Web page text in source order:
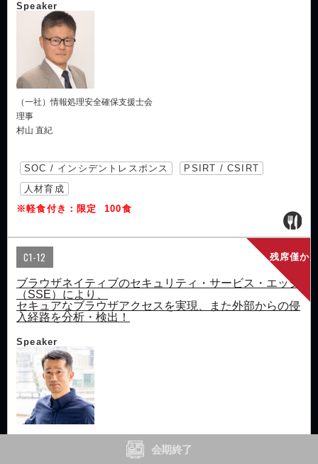
会期終了
Speaker
（一社）情報処理安全確保支援士会
理事
村山 直紀
SOC / インシデントレスポンス
PSIRT / CSIRT
人材育成
※軽食付き：限定 100食
残席僅か
C1-12
ブラウザネイティブのセキュリティ・サービス・エッジ
（SSE）により、
セキュアなブラウザアクセスを実現、また外部からの侵
入経路を分析・検出！
Speaker